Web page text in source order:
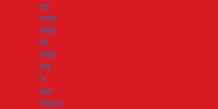
25
करोड़
गरीबों
को
गरीबी
रेखा
से
बाहर
निकाला